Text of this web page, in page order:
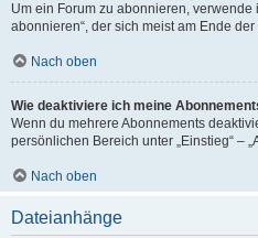
Um ein Forum zu abonnieren, verwende
abonnieren“, der sich meist am Ende
Nach oben
Wie deaktiviere ich meine
Wenn du mehrere Abonnements
persönlichen Bereich unter „Einstieg“ –
Nach oben
Dateianhänge